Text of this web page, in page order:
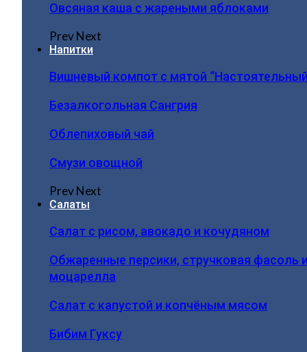
Овсяная каша с жареными яблоками
PrevNext
Напитки
Вишневый компот с мятой
Безалкогольная Сангрия
Облепиховый чай
Смузи овощной
PrevNext
Салаты
Салат с рисом, авокадо и кочудяном
Обжаренные персики, стручковая фасоль
моцарелла
Салат с капустой и копчёным мясом
Бибим Гуксу